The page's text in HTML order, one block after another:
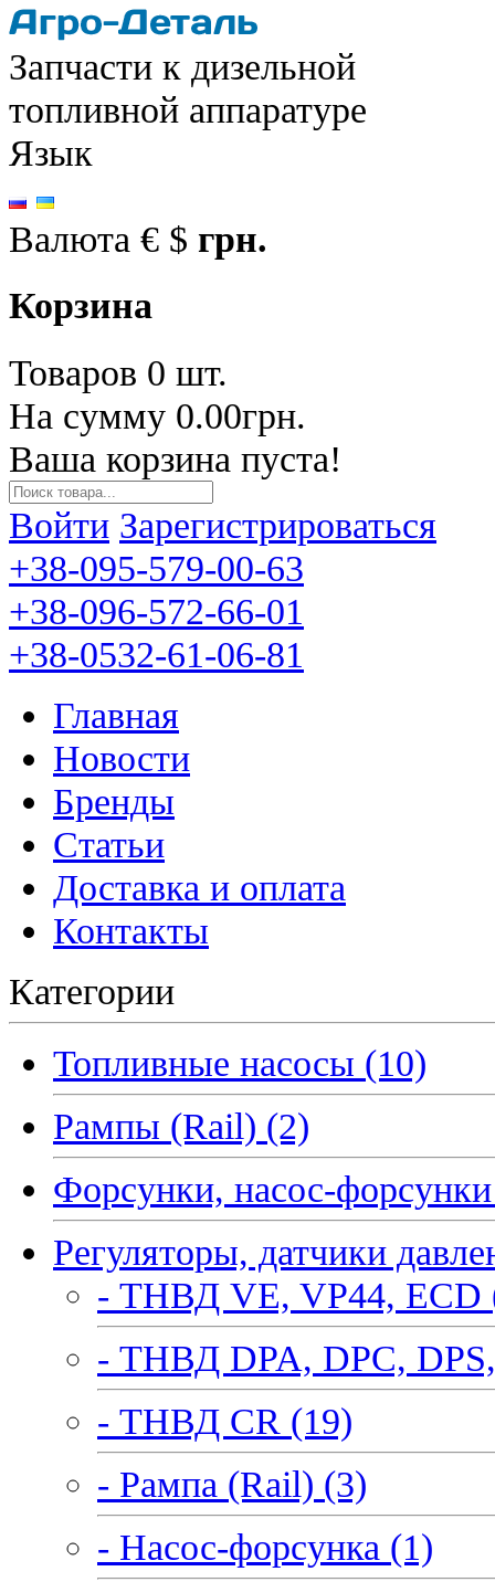
Запчасти к дизельной
топливной аппаратуре
Язык
Валюта € $ грн.
Корзина
Товаров 0 шт.
На сумму 0.00грн.
Ваша корзина пуста!
Войти Зарегистрироваться
+38-095-579-00-63
+38-096-572-66-01
+38-0532-61-06-81
Главная
Новости
Бренды
Статьи
Доставка и оплата
Контакты
Категории
Топливные насосы (10)
Рампы (Rail) (2)
Форсунки, насос-
Регуляторы, датчики
- ТНВД VE, VP44, ECD
- ТНВД DPA, DPC,
- ТНВД CR (19)
- Рампа (Rail) (3)
- Насос-форсунка (1)